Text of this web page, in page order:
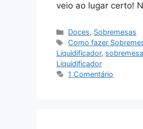
veio ao lugar certo!
Categorias
Doces, Sobremesas
Tags
Como fazer
Liquidificador, sobremesa
Liquidificador
1 Comentário